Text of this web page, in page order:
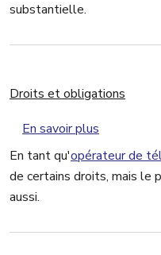
substantielle.
Droits et obligations
En savoir plus
En tant qu'opérateur de
de certains droits, mais le
aussi.